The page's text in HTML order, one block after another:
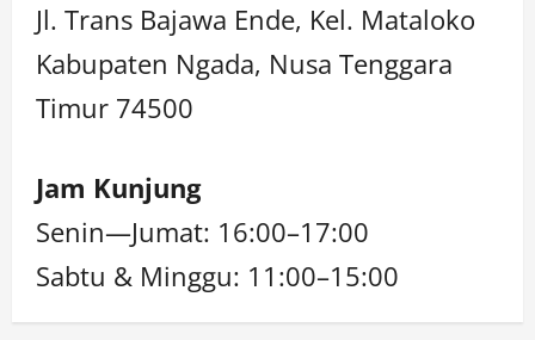
Jl. Trans Bajawa Ende, Kel. Mataloko
Kabupaten Ngada, Nusa Tenggara
Timur 74500
Jam Kunjung
Senin—Jumat: 16:00–17:00
Sabtu & Minggu: 11:00–15:00